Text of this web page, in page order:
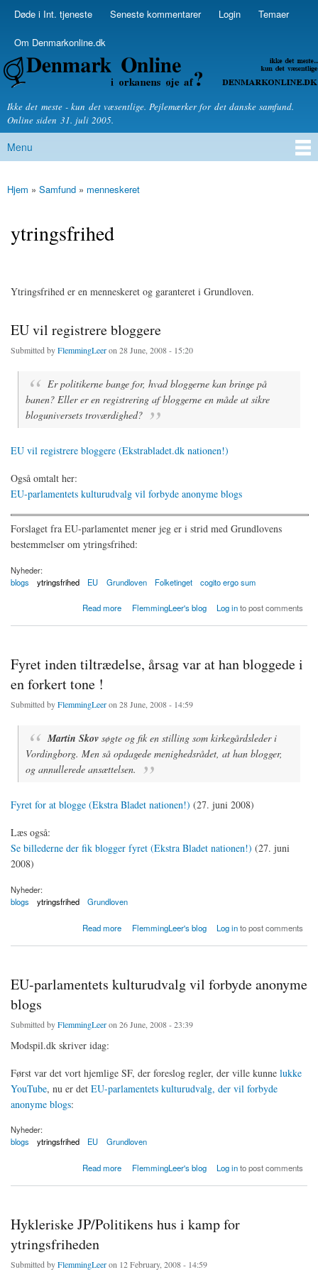
Skip to
Secondary menu
Døde i Int. tjeneste Seneste kommentarer Login Temaer
Om Denmarkonline.dk
Denmarkonline.dk - blognyheder om politik
Ikke det meste - kun det væsentlige. Pejlemærker for det danske samfund.
Online siden 31. juli 2005.
Main menu
Menu
You are here
Hjem » Samfund » menneskeret
ytringsfrihed
Ytringsfrihed er en menneskeret og garanteret i Grundloven.
EU vil registrere bloggere
Submitted byFlemmingLeeron 28 June, 2008 - 15:20
Er politikerne bange for, hvad bloggerne kan bringe på
banen? Eller er en registrering af bloggerne en måde at sikre
bloguniversets troværdighed?
EU vil registrere bloggere (Ekstrabladet.dk nationen!)
Også omtalt her:
EU-parlamentets kulturudvalg vil forbyde anonyme blogs
Forslaget fra EU-parlamentet mener jeg er i strid med Grundlovens
bestemmelser om ytringsfrihed:
Nyheder:
blogs
ytringsfrihed EU Grundloven Folketinget cogito ergo sum
Read more
about EU vil registrere bloggere FlemmingLeer's blog Log into post comments
Fyret inden tiltrædelse, årsag var at han bloggede i
en forkert tone !
Submitted byFlemmingLeeron 28 June, 2008 - 14:59
Martin Skov søgte og fik en stilling som kirkegårdsleder i
Vordingborg. Men så opdagede menighedsrådet, at han blogger,
og annullerede ansættelsen.
Fyret for at blogge (Ekstra Bladet nationen!) (27. juni 2008)
Læs også:
Se billederne der fik blogger fyret (Ekstra Bladet nationen!) (27. juni
2008)
Nyheder:
blogs
ytringsfrihed Grundloven
Read more
about Fyret inden tiltrædelse, årsag var at han bloggede i en forkert tone !
FlemmingLeer's blog Log into post comments
EU-parlamentets kulturudvalg vil forbyde anonyme
blogs
Submitted byFlemmingLeeron 26 June, 2008 - 23:39
Modspil.dk skriver idag:
Først var det vort hjemlige SF, der foreslog regler, der ville kunne lukke
YouTube, nu er det EU-parlamentets kulturudvalg, der vil forbyde
anonyme blogs:
Nyheder:
blogs
ytringsfrihed EU Grundloven
Read more
about EU-parlamentets kulturudvalg vil forbyde anonyme blogs
FlemmingLeer's blog Log into post comments
Hykleriske JP/Politikens hus i kamp for
ytringsfriheden
Submitted byFlemmingLeeron 12 February, 2008 - 14:59